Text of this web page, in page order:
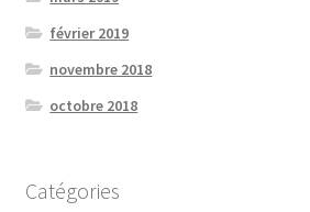
février 2019
novembre 2018
octobre 2018
Catégories